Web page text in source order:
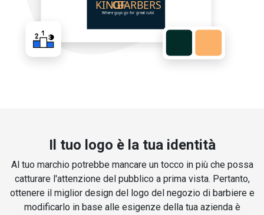
Il tuo logo è la tua identità
Al tuo marchio potrebbe mancare un tocco in più che possa
catturare l'attenzione del pubblico a prima vista. Pertanto,
ottenere il miglior design del logo del negozio di barbiere e
modificarlo in base alle esigenze della tua azienda è